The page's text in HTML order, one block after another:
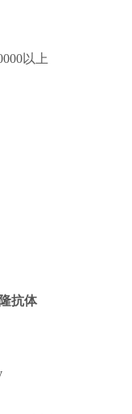
以上
抗体